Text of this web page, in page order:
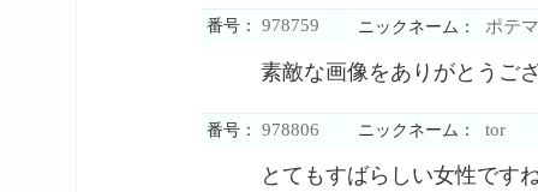
番号： 978759 ニックネーム： ポテ
素敵な画像をありがとうご
番号： 978806 ニックネーム： tor
とてもすばらしい女性です